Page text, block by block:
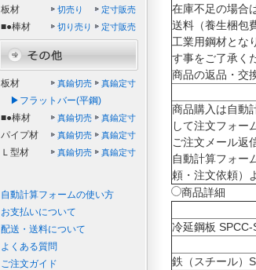
在庫不足の場合
送料（養生梱包
工業用鋼材とな
す事をご了承く
商品の返品・交
商品購入は自動
して注文フォー
ご注文メール返
自動計算フォー
頼・注文依頼）
商品詳細
冷延鋼板 SPCC-
鉄（スチール）
板材 切売り 定寸販売
■●棒材 切り売り 定寸販売
板材 真鍮切売 真鍮定寸
▶フラットバー(平鋼)
■●棒材
真鍮切売 真鍮定寸
パイプ材 真鍮切売 真鍮定寸
Ｌ型材 真鍮切売 真鍮定寸
自動計算フォームの使い方
お支払いについて
配送・送料について
よくある質問
ご注文ガイド